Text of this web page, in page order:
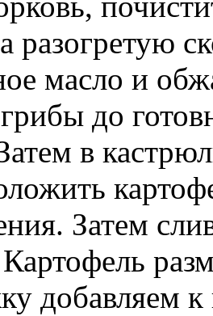
разогретую
масло и
до
в
Затем
добавляем